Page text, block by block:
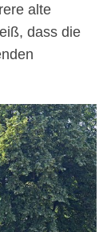
alte
dass die